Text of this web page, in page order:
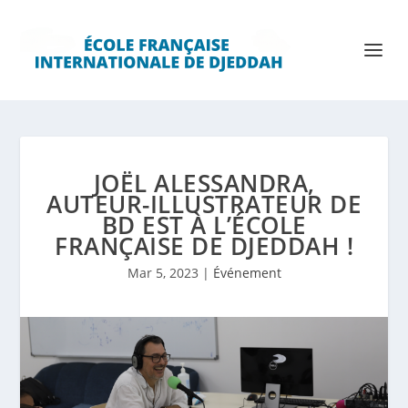
JOËL ALESSANDRA,
AUTEUR-ILLUSTRATEUR DE
BD EST À L’ÉCOLE
FRANÇAISE DE DJEDDAH !
Mar 5, 2023 | Événement